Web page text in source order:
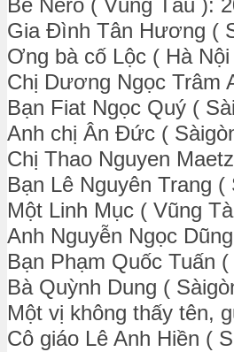
Bé Nero ( Vũng Tàu ):
Gia Đình Tân Hương (
Ơng bà cố Lộc ( Hà
Chị Dương Ngọc Trâm
Bạn Fiat Ngọc Quý (
Anh chị Ân Đức (
Chị Thao Nguyen
Bạn Lê Nguyên Trang
Một Linh Mục ( Vũng
Anh Nguyễn Ngọc
Bạn Phạm Quốc Tuấn
Bà Quỳnh Dung (
Một vị không thấy tên,
Cô giáo Lê Anh Hiền (